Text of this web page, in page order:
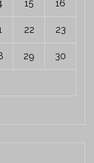
15 16
22 23
29 30